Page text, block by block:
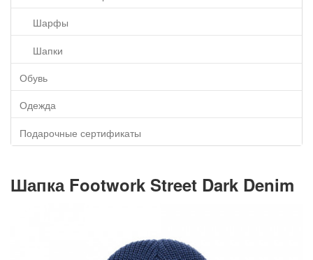
Шарфы
Шапки
Обувь
Одежда
Подарочные сертификаты
Шапка Footwork Street Dark Denim